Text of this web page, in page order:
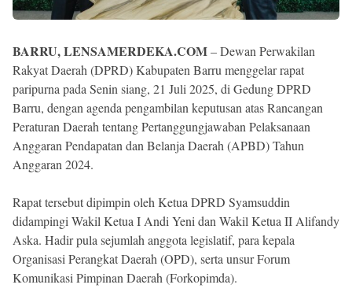
BARRU, LENSAMERDEKA.COM– Dewan Perwakilan
Rakyat Daerah (DPRD) Kabupaten Barru menggelar rapat
paripurna pada Senin siang, 21 Juli 2025, di Gedung DPRD
Barru, dengan agenda pengambilan keputusan atas Rancangan
Peraturan Daerah tentang Pertanggungjawaban Pelaksanaan
Anggaran Pendapatan dan Belanja Daerah (APBD) Tahun
Anggaran 2024.
Rapat tersebut dipimpin oleh Ketua DPRD Syamsuddin
didampingi Wakil Ketua I Andi Yeni dan Wakil Ketua II Alifandy
Aska. Hadir pula sejumlah anggota legislatif, para kepala
Organisasi Perangkat Daerah (OPD), serta unsur Forum
Komunikasi Pimpinan Daerah (Forkopimda).